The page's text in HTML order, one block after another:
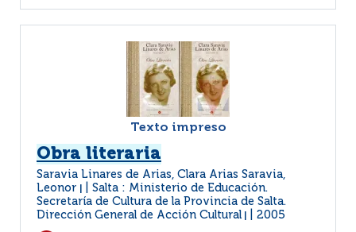
Texto impreso
Obra literaria
Saravia Linares de Arias, Clara Arias Saravia,
Leonor
Salta : Ministerio de Educación.
Secretaría de Cultura de la Provincia de Salta.
Dirección General de Acción Cultural
2005